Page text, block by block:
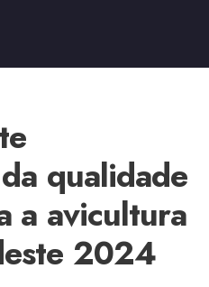
qualidade
a avicultura
2024